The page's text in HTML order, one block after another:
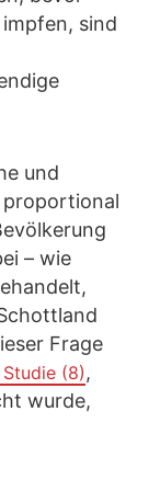
sind
und
proportional
– wie
Frage
(8) ,
wurde,